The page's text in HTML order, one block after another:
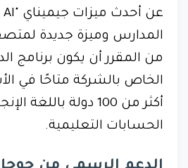
المدارس وميزة جديدة
من المقرر أن يكون برنامج
الخاص بالشركة متاحًا في
أكثر من 100 دولة
الحسابات التعليمية.